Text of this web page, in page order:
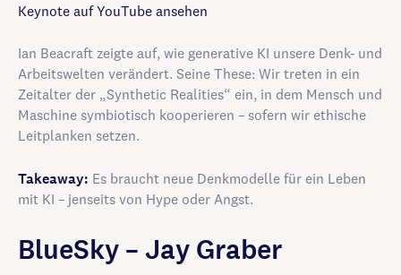
Keynote auf YouTube ansehen
Ian Beacraft zeigte auf, wie generative KI unsere Denk- und
Arbeitswelten verändert. Seine These: Wir treten in ein
Zeitalter der „Synthetic Realities“ ein, in dem Mensch und
Maschine symbiotisch kooperieren – sofern wir ethische
Leitplanken setzen.
Takeaway: Es braucht neue Denkmodelle für ein Leben
mit KI – jenseits von Hype oder Angst.
BlueSky – Jay Graber